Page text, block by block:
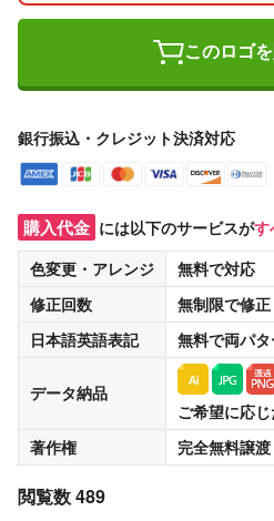
このロゴ
銀行振込・クレジット決済対応
購入代金 には以下のサービスがす
色変更・アレンジ
無料で対応
修正回数
無制限で修正
日本語英語表記
無料で両パ
データ納品
ご希望に応
著作権
完全無料譲渡
閲覧数 489